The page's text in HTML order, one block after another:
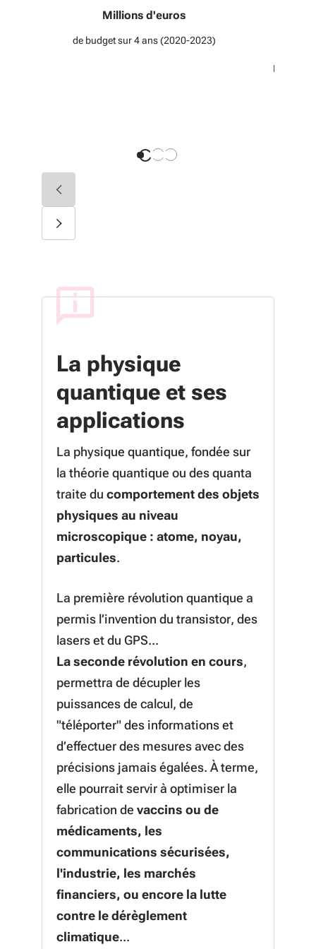
Diapositive précédente
Millions d'euros
de budget sur 4 ans (2020-2023)
Diapositive suivante
La physique
quantique et ses
applications
La physique quantique, fondée sur
la théorie quantique ou des quanta
traite du comportement des objets
physiques au niveau
microscopique : atome, noyau,
particules.
La première révolution quantique a
permis l’invention du transistor, des
lasers et du GPS...
La seconde révolution en cours,
permettra de décupler les
puissances de calcul, de
"téléporter" des informations et
d’effectuer des mesures avec des
précisions jamais égalées. À terme,
elle pourrait servir à optimiser la
fabrication de vaccins ou de
médicaments, les
communications sécurisées,
l'industrie, les marchés
financiers, ou encore la lutte
contre le dérèglement
climatique...